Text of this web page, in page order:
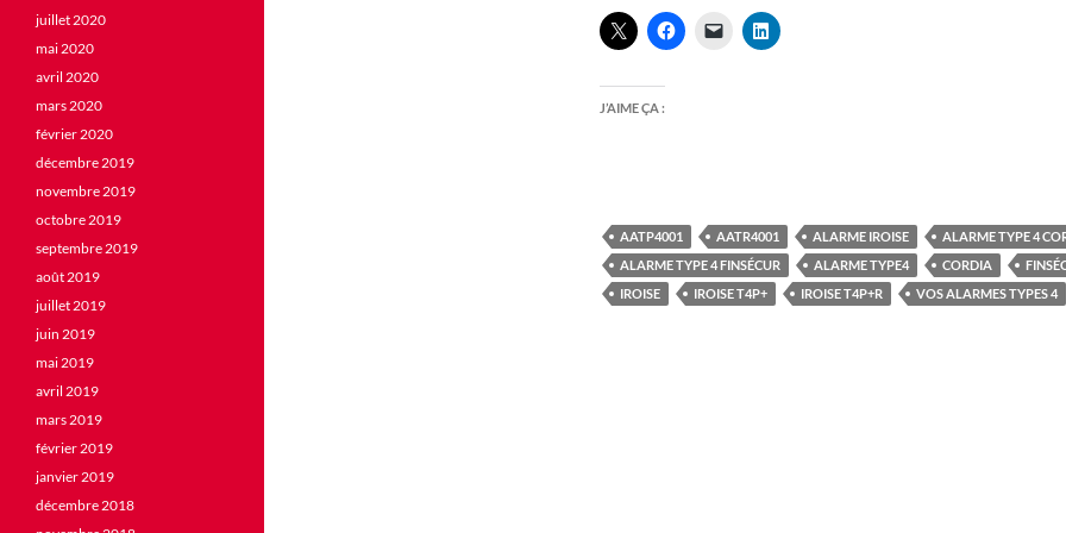
J’AIME ÇA :
AATP4001 AATR4001 ALARME IROISE
ALARME TYPE 4
ALARME TYPE 4 FINSÉCUR
ALARME TYPE4 CORDIA
IROISE
IROISE T4P+ IROISE T4P+R VOS ALARMES TYPES 4
juillet 2020
mai 2020
avril 2020
mars 2020
février 2020
décembre 2019
novembre 2019
octobre 2019
septembre 2019
août 2019
juillet 2019
juin 2019
mai 2019
avril 2019
mars 2019
février 2019
janvier 2019
décembre 2018